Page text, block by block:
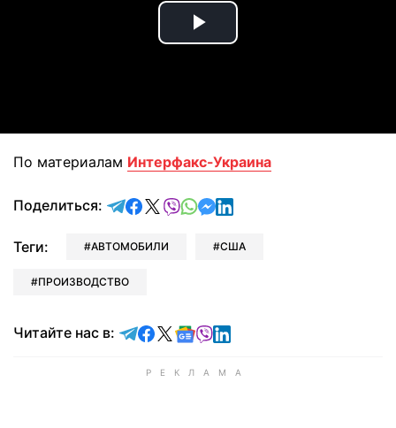
Play
По материалам Интерфакс-Украина
Поделиться: отправить в Telegram
поделиться в Facebook
поделиться в X
отправить в Viber
отправить в Whatsapp
отправить в Messenger
отправить в LinkedIn
Теги: АВТОМОБИЛИ США
ПРОИЗВОДСТВО
Читайте нас в: Читайте в Telegram
Читайте в Facebook
Читайте в X
Читайте в Google news
Читайте в Viber
Читайте в LinkedIn